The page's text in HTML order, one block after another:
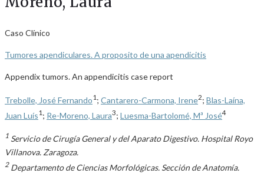
Caso Clínico
Tumores apendiculares. A proposito de una apendicitis
Appendix tumors. An appendicitis case report
Trebolle, José Fernando1 ; Cantarero-Carmona, Irene2; Blas-Laína,
Juan Luís1 ; Re-Moreno, Laura3; Luesma-Bartolomé, Mª José4
1 Servicio de Cirugía General y del Aparato Digestivo. Hospital Royo
Villanova. Zaragoza.
2Departamento de Ciencias Morfológicas. Sección de Anatomía.